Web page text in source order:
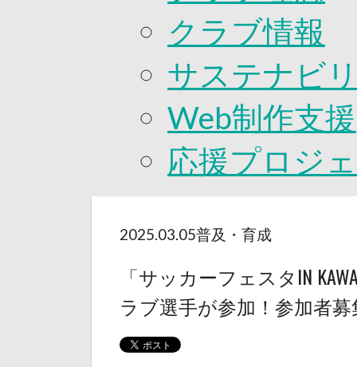
クラブ情報
サステナビ
Web制作支援
応援プロジ
2025.03.05普及・育成
「サッカーフェスタIN
ラブ選手が参加！参加者